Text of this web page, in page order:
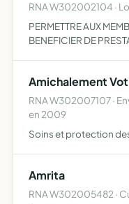
RNA W302002104 ·
PERMETTRE AUX
BENEFICIER DE
Amichalement
RNA W302007107 ·
en 2009
Soins et protection
Amrita
RNA W302005482 ·